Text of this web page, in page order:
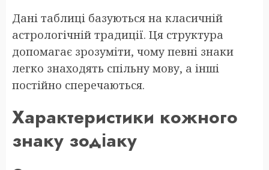
Дані таблиці базуються на класичній
астрологічній традиції. Ця структура
допомагає зрозуміти, чому певні знаки
легко знаходять спільну мову, а інші
постійно сперечаються.
Характеристики кожного
знаку зодіаку